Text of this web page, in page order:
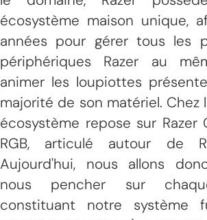
écosystème maison unique,
années pour gérer tous les
périphériques Razer au
animer les loupiottes
majorité de son matériel.
écosystème repose sur Razer
RGB, articulé autour de
Aujourd'hui, nous allons
nous pencher sur
constituant notre système